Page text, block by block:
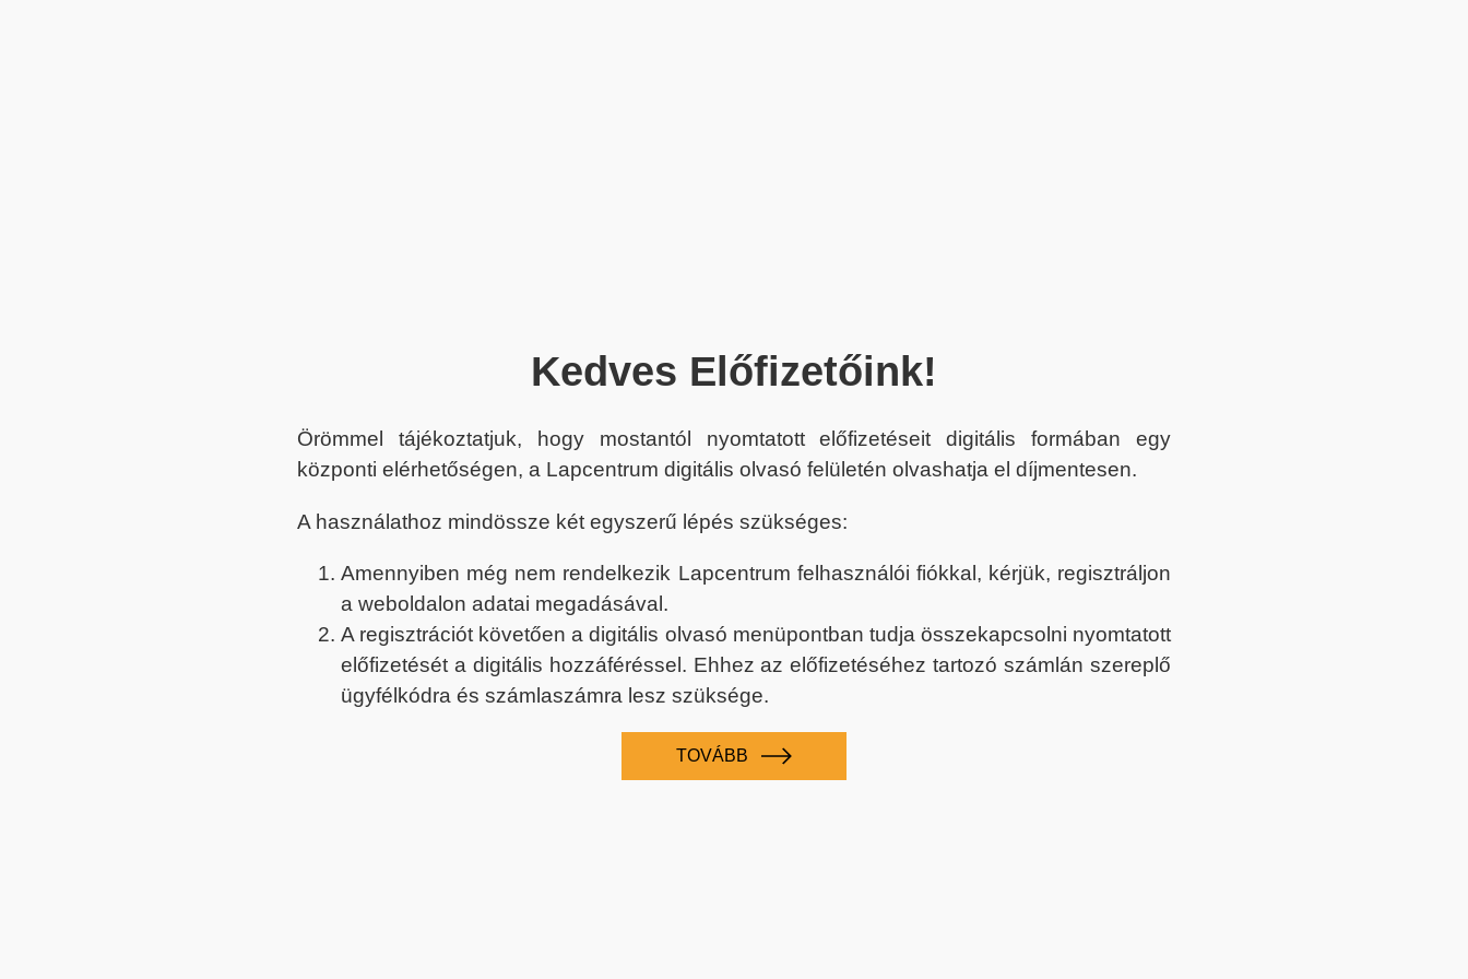
Kedves Előfizetőink!
Örömmel tájékoztatjuk, hogy mostantól nyomtatott előfizetéseit digitális formában egy
központi elérhetőségen, a Lapcentrum digitális olvasó felületén olvashatja el díjmentesen.
A használathoz mindössze két egyszerű lépés szükséges:
Amennyiben még nem rendelkezik Lapcentrum felhasználói fiókkal, kérjük, regisztráljon
a weboldalon adatai megadásával.
A regisztrációt követően a digitális olvasó menüpontban tudja összekapcsolni nyomtatott
előfizetését a digitális hozzáféréssel. Ehhez az előfizetéséhez tartozó számlán szereplő
ügyfélkódra és számlaszámra lesz szüksége.
TOVÁBB